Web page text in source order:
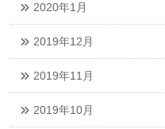
2020年1月
2019年12月
2019年11月
2019年10月